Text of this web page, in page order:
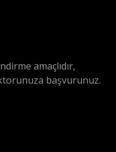
amaçlıdır,
başvurunuz.